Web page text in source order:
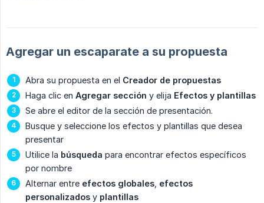
Agregar un escaparate a su propuesta
Abra su propuesta en el Creador de propuestas
Haga clic en Agregar sección y elija Efectos y plantillas
Se abre el editor de la sección de presentación.
Busque y seleccione los efectos y plantillas que desea
presentar
Utilice la búsqueda para encontrar efectos específicos
por nombre
Alternar entre efectos globales efectos
personalizados y plantillas